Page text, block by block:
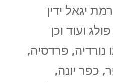
יגאל ידין
ועוד וכן
נורדיה, פרדסיה,
כפר יונה,